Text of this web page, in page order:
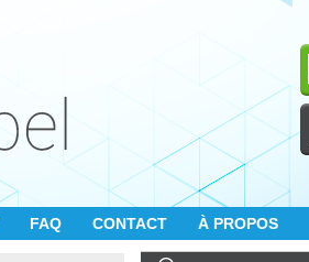
FAQ CONTACT À PROPOS